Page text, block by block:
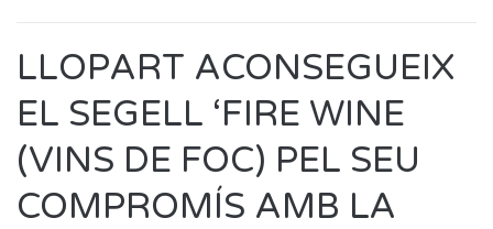
LLOPART ACONSEGUEIX
EL SEGELL ‘FIRE WINE
(VINS DE FOC) PEL SEU
COMPROMÍS AMB LA